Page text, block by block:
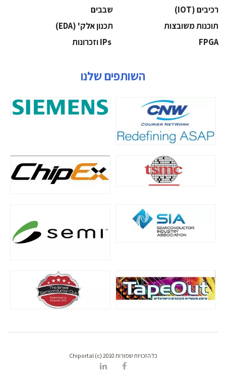
‫רכיבים‬ (IOT)
‫שבבים‬
‫תוכנות משובצות‬
‫תכנון אלק' (‪(EDA‬‬
‫‪FPGA‬‬
השותפים שלנו
כל הזכויות שמורות Chiportal (c) 2010